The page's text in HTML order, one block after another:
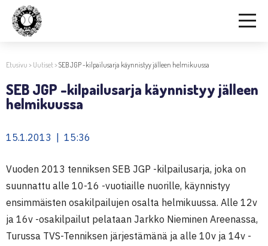
Etusivu > Uutiset>SEB JGP -kilpailusarja käynnistyy jälleen helmikuussa
SEB JGP -kilpailusarja käynnistyy jälleen
helmikuussa
15.1.2013 | 15:36
Vuoden 2013 tenniksen SEB JGP -kilpailusarja, joka on
suunnattu alle 10-16 -vuotiaille nuorille, käynnistyy
ensimmäisten osakilpailujen osalta helmikuussa. Alle 12v
ja 16v -osakilpailut pelataan Jarkko Nieminen Areenassa,
Turussa TVS-Tenniksen järjestämänä ja alle 10v ja 14v -